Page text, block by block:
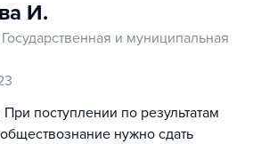
И.
и муниципальная
поступлении по результатам
нужно сдать